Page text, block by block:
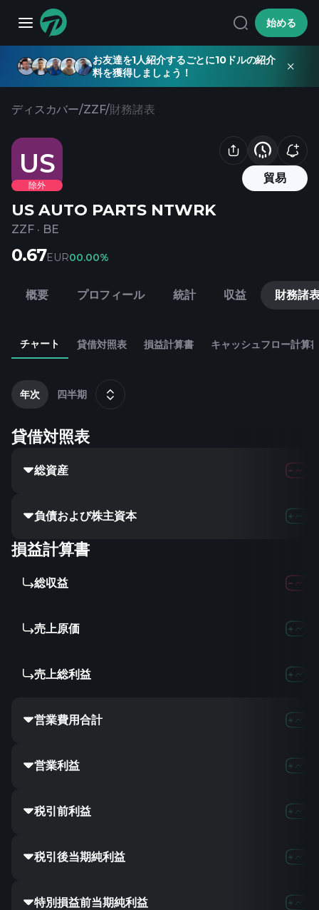
始める
お友達を1人紹介するごとに10ドルの紹介
料を獲得しましょう！
ディスカバー/ZZF/財務諸表
US
除外
貿易
US AUTO PARTS NTWRK
ZZF · BE
0.67EUR00.00%
概要 プロフィール 統計 収益 財務諸
チャート 貸借対照表 損益計算書 キャッシュフロー計算
年次 四半期
貸借対照表
総資産
負債および株主資本
損益計算書
総収益
売上原価
売上総利益
営業費用合計
営業利益
税引前利益
税引後当期純利益
特別損益前当期純利益